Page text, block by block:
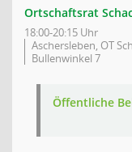
Ortschaftsrat
18:00-20:15 Uhr
Aschersleben, OT
Bullenwinkel 7
Öffentliche